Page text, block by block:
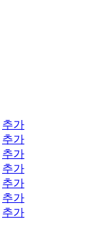
추가
추가
추가
추가
추가
추가
추가